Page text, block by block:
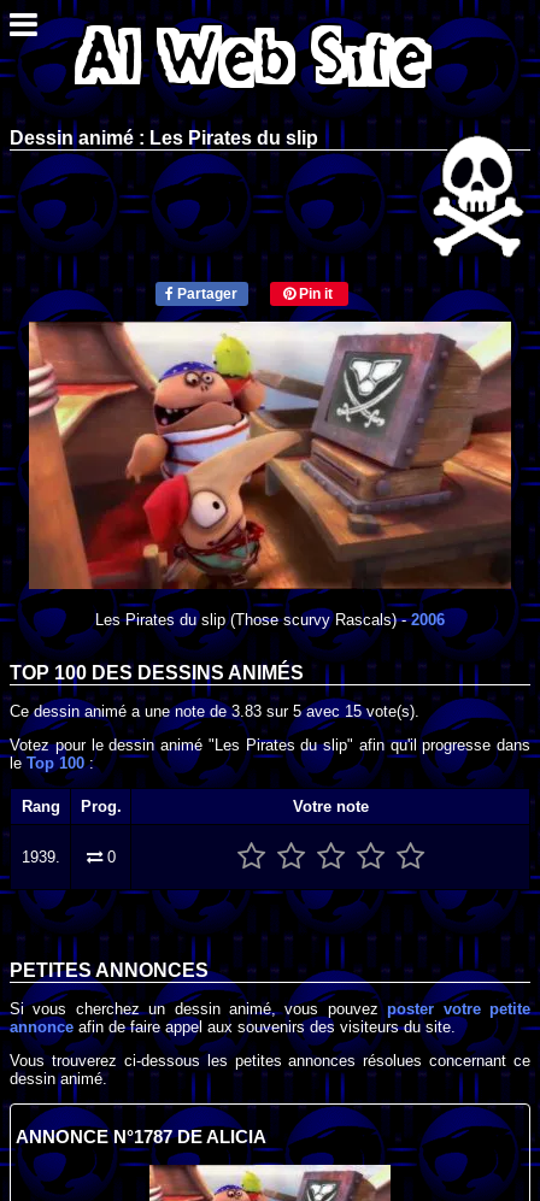
Dessin animé : Les Pirates du slip
Partager Pin it
Les Pirates du slip(Those scurvy Rascals) -2006
TOP 100 DES DESSINS ANIMÉS
Ce dessin animé a une note de3.83 sur 5avec 15vote(s).
Votez pour le dessin animé "Les Pirates du slip" afin qu'il progresse dans
le Top 100:
Rang Prog. Votre note
1939. 0
PETITES ANNONCES
Si vous cherchez un dessin animé, vous pouvezposter votre petite
annonce afin de faire appel aux souvenirs des visiteurs du site.
Vous trouverez ci-dessous les petites annonces résolues concernant ce
dessin animé.
ANNONCE N°1787 DE ALICIA